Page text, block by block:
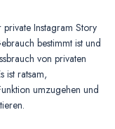
Instagram Story
bestimmt ist und
von privaten
ist ratsam,
umzugehen und